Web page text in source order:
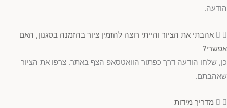
הודעה.
אהבתי את הציור והייתי רוצה להזמין ציור בהזמנה בסגנון, האם
אפשרי?
כן, שלחו הודעה דרך כפתור הוואטסאפ הצף באתר. צרפו את הציור
שאהבתם.
מדריך מידות